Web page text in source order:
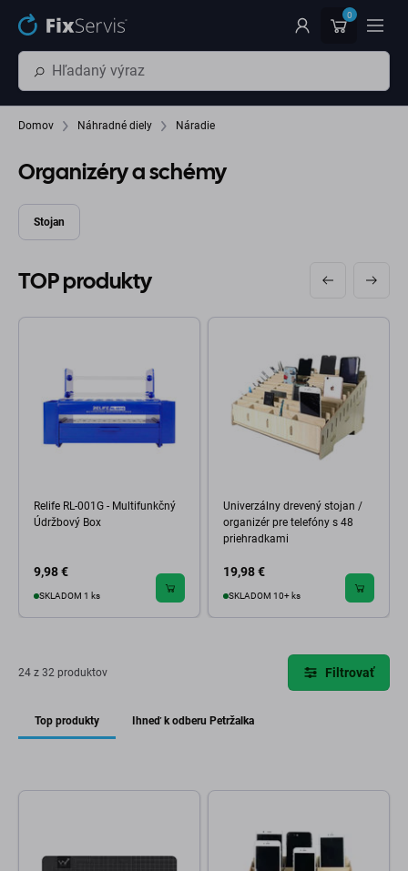
Preskočiť na hlavný obsah 0
Domov Náhradné diely Náradie
Organizéry a schémy
Stojan
TOP produkty
Relife RL-001G - Multifunkčný
Údržbový Box
9,98 €
SKLADOM 1 ks
Univerzálny drevený stojan /
organizér pre telefóny s 48
priehradkami
19,98 €
SKLADOM 10+ ks
24 z 32 produktov Filtrovať
Top produkty Ihneď k odberu Petržalka